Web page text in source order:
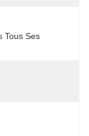
Tous Ses